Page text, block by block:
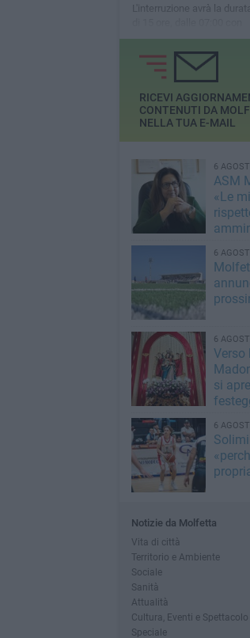
L'interruzione avrà la
ripristino entro le 22:00
RICEVI
CONTENUTI DA
NELLA TUA E-MAIL
6
ASM
«Le
6
6
Verso
si
6
Notizie da Molfetta
Vita di città
Territorio e Ambiente
Sociale
Sanità
Attualità
Cultura, Eventi e Spettacolo
Speciale